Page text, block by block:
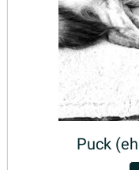
Puck